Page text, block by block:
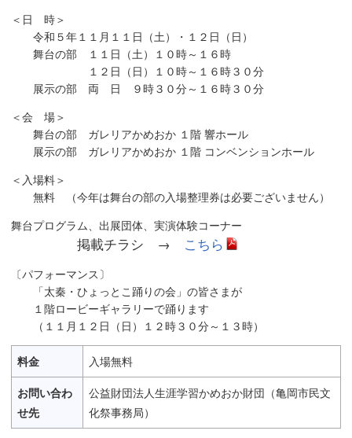
＜日 時＞
令和５年１１月１１日（土）・１２日（日）
舞台の部 １１日（土）１０時～１６時
１２日（日）１０時～１６時３０分
展示の部 両 日 ９時３０分～１６時３０分
＜会 場＞
舞台の部 ガレリアかめおか １階 響ホール
展示の部 ガレリアかめおか １階 コンベンションホール
＜入場料＞
無料 （今年は舞台の部の入場整理券は必要ございません）
舞台プログラム、出展団体、実演体験コーナー
掲載チラシ → こちら
〔パフォーマンス〕
「太秦・ひょっとこ踊りの会」の皆さまが
１階ロービーギャラリーで踊ります
（１１月１２日（日）１２時３０分～１３時）
料金
入場無料
お問い合わ
せ先
公益財団法人生涯学習かめおか財団（亀岡市民文
化祭事務局）